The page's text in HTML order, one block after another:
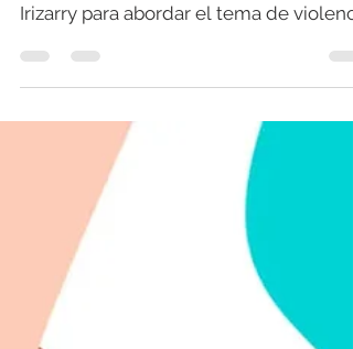
Directora Médica, Iris E.
Rodríguez
Nuestra directora médica, Iris
se unió al reconocido periodista Ángel
Irizarry para abordar el tema de
de género.